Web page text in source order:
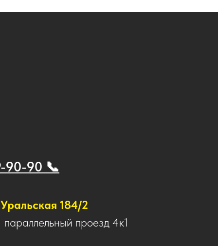
90-90 📞
184/2
параллельный проезд 4к1